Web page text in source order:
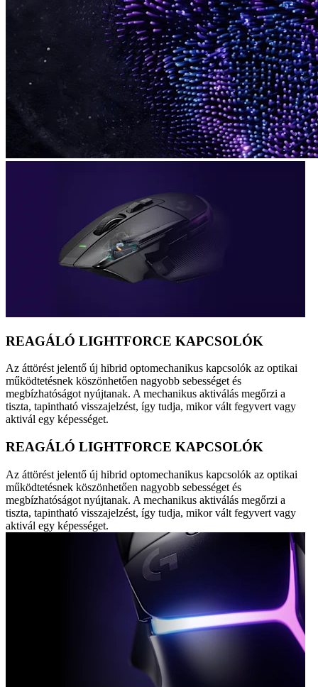
REAGÁLÓ LIGHTFORCE KAPCSOLÓK
Az áttörést jelentő új hibrid optomechanikus kapcsolók az optikai
működtetésnek köszönhetően nagyobb sebességet és
megbízhatóságot nyújtanak. A mechanikus aktiválás megőrzi a
tiszta, tapintható visszajelzést, így tudja, mikor vált fegyvert vagy
aktivál egy képességet.
REAGÁLÓ LIGHTFORCE KAPCSOLÓK
Az áttörést jelentő új hibrid optomechanikus kapcsolók az optikai
működtetésnek köszönhetően nagyobb sebességet és
megbízhatóságot nyújtanak. A mechanikus aktiválás megőrzi a
tiszta, tapintható visszajelzést, így tudja, mikor vált fegyvert vagy
aktivál egy képességet.